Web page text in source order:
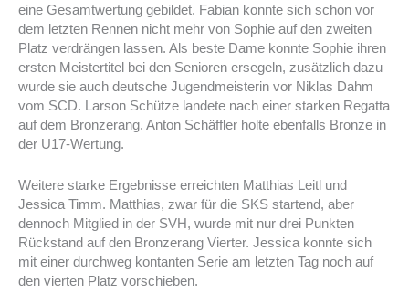
eine Gesamtwertung gebildet. Fabian konnte sich schon vor
dem letzten Rennen nicht mehr von Sophie auf den zweiten
Platz verdrängen lassen. Als beste Dame konnte Sophie ihren
ersten Meistertitel bei den Senioren ersegeln, zusätzlich dazu
wurde sie auch deutsche Jugendmeisterin vor Niklas Dahm
vom SCD. Larson Schütze landete nach einer starken Regatta
auf dem Bronzerang. Anton Schäffler holte ebenfalls Bronze in
der U17-Wertung.
Weitere starke Ergebnisse erreichten Matthias Leitl und
Jessica Timm. Matthias, zwar für die SKS startend, aber
dennoch Mitglied in der SVH, wurde mit nur drei Punkten
Rückstand auf den Bronzerang Vierter. Jessica konnte sich
mit einer durchweg kontanten Serie am letzten Tag noch auf
den vierten Platz vorschieben.